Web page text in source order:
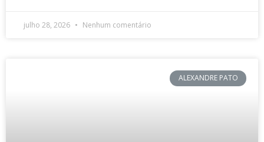
julho 28, 2026 Nenhum comentário
ALEXANDRE PATO